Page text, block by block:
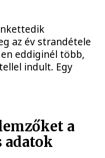
az év strandétele
eddiginél több,
indult. Egy
a